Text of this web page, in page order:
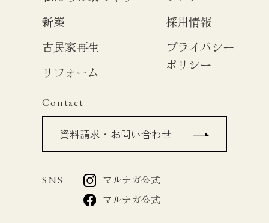
新築
古民家再生
リフォーム
採用情報
プライバシー
ポリシー
Contact
資料請求・お問い合わせ
SNS
マルナガ公式
マルナガ公式